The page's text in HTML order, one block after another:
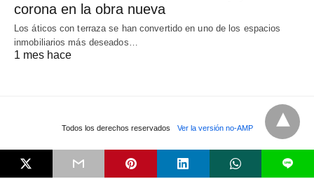
corona en la obra nueva
Los áticos con terraza se han convertido en uno de los espacios
inmobiliarios más deseados…
1 mes hace
Todos los derechos reservados Ver la versión no-AMP
L